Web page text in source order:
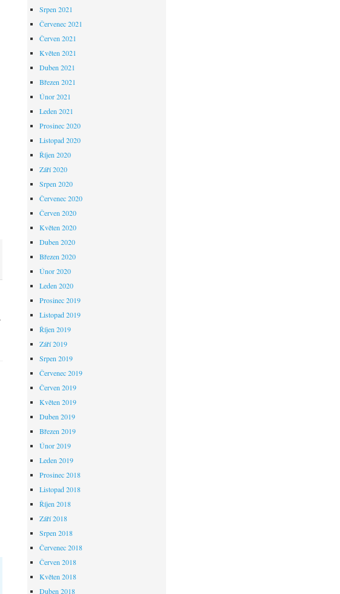
Srpen 2021
Červenec 2021
Červen 2021
Květen 2021
Duben 2021
Březen 2021
Únor 2021
Leden 2021
Prosinec 2020
Listopad 2020
Říjen 2020
Září 2020
Srpen 2020
Červenec 2020
Červen 2020
Květen 2020
Duben 2020
Březen 2020
Únor 2020
Leden 2020
Prosinec 2019
Listopad 2019
Říjen 2019
Září 2019
Srpen 2019
Červenec 2019
Červen 2019
Květen 2019
Duben 2019
Březen 2019
Únor 2019
Leden 2019
Prosinec 2018
Listopad 2018
Říjen 2018
Září 2018
Srpen 2018
Červenec 2018
Červen 2018
Květen 2018
Duben 2018